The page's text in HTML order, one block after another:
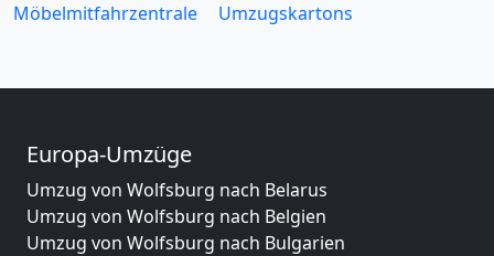
Möbelmitfahrzentrale
Umzugskartons
Europa-Umzüge
Umzug von Wolfsburg nach Belarus
Umzug von Wolfsburg nach Belgien
Umzug von Wolfsburg nach Bulgarien